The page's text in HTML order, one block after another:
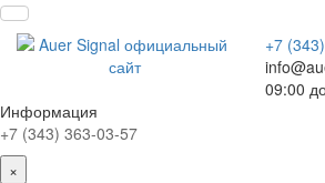
+7
09:00
Информация
+7 (343) 363-03-57
×